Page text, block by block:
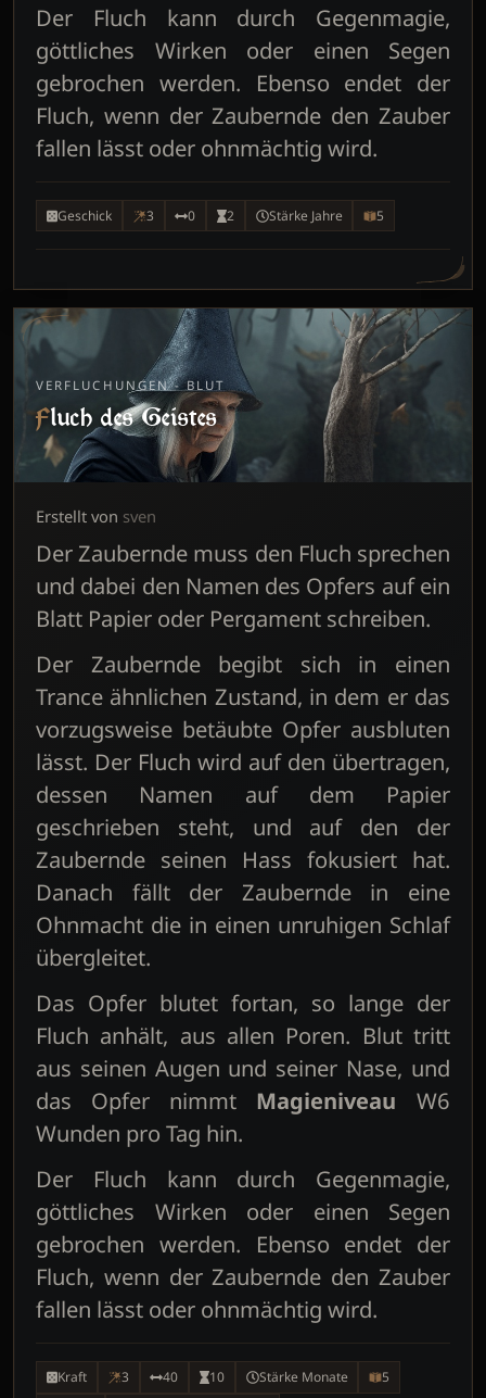
Der Fluch kann durch Gegenmagie,
göttliches Wirken oder einen Segen
gebrochen werden. Ebenso endet der
Fluch, wenn der Zaubernde den Zauber
fallen lässt oder ohnmächtig wird.
Geschick 3 0 2 Stärke Jahre 5
VERFLUCHUNGEN - BLUT
Fluch des Geistes
Erstellt von sven
Der Zaubernde muss den Fluch sprechen
und dabei den Namen des Opfers auf ein
Blatt Papier oder Pergament schreiben.
Der Zaubernde begibt sich in einen
Trance ähnlichen Zustand, in dem er das
vorzugsweise betäubte Opfer ausbluten
lässt. Der Fluch wird auf den übertragen,
dessen Namen auf dem Papier
geschrieben steht, und auf den der
Zaubernde seinen Hass fokusiert hat.
Danach fällt der Zaubernde in eine
Ohnmacht die in einen unruhigen Schlaf
übergleitet.
Das Opfer blutet fortan, so lange der
Fluch anhält, aus allen Poren. Blut tritt
aus seinen Augen und seiner Nase, und
das Opfer nimmt Magieniveau W6
Wunden pro Tag hin.
Der Fluch kann durch Gegenmagie,
göttliches Wirken oder einen Segen
gebrochen werden. Ebenso endet der
Fluch, wenn der Zaubernde den Zauber
fallen lässt oder ohnmächtig wird.
Kraft 3 40 10 Stärke Monate
5